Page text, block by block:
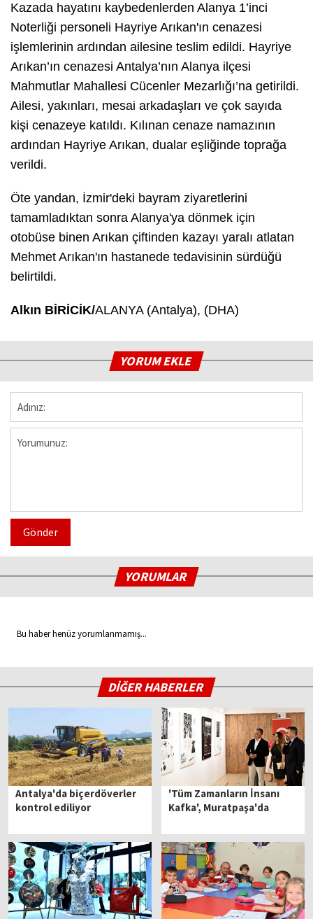
Kazada hayatını kaybedenlerden Alanya 1’inci
Noterliği personeli Hayriye Arıkan'ın cenazesi
işlemlerinin ardından ailesine teslim edildi. Hayriye
Arıkan’ın cenazesi Antalya’nın Alanya ilçesi
Mahmutlar Mahallesi Cücenler Mezarlığı’na getirildi.
Ailesi, yakınları, mesai arkadaşları ve çok sayıda
kişi cenazeye katıldı. Kılınan cenaze namazının
ardından Hayriye Arıkan, dualar eşliğinde toprağa
verildi.
Öte yandan, İzmir'deki bayram ziyaretlerini
tamamladıktan sonra Alanya'ya dönmek için
otobüse binen Arıkan çiftinden kazayı yaralı atlatan
Mehmet Arıkan'ın hastanede tedavisinin sürdüğü
belirtildi.
Alkın BİRİCİK/ALANYA (Antalya), (DHA)
YORUM EKLE
Gönder
YORUMLAR
Bu haber henüz yorumlanmamış...
DİĞER HABERLER
Antalya'da biçerdöverler
kontrol ediliyor
'Tüm Zamanların İnsanı
Kafka', Muratpaşa'da